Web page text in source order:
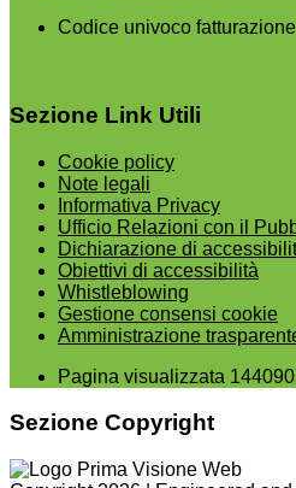
Codice univoco
Sezione Link Utili
Cookie policy
Note legali
Informativa Privacy
Ufficio Relazioni con il
Dichiarazione di
Obiettivi di accessibilità
Whistleblowing
Gestione consensi cookie
Amministrazione
Pagina visualizzata 144090
Sezione Copyright